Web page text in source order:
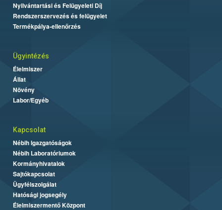
Nyilvántartási és Felügyeleti Díj
Rendszerszervezés és felügyelet
Termékpálya-ellenőrzés
Ügyintézés
Élelmiszer
Állat
Növény
Labor/Egyéb
Kapcsolat
Nébih Igazgatóságok
Nébih Laboratóriumok
Kormányhivatalok
Sajtókapcsolat
Ügyfélszolgálat
Hatósági jogsegély
Élelmiszermentő Központ